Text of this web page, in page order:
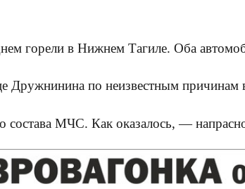
горели в Нижнем Тагиле. Оба
по неизвестным причинам
МЧС. Как оказалось, —